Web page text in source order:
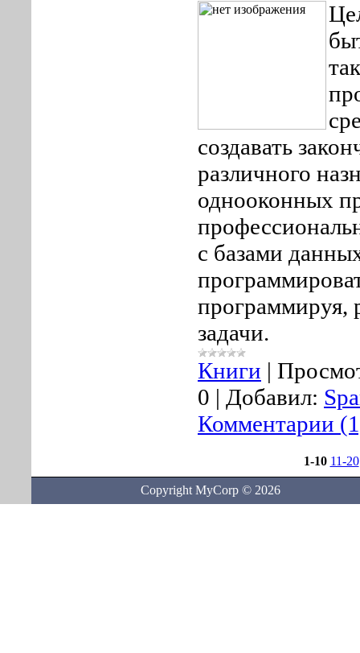
создавать
различного
однооконных
с базами
программируя,
задачи.
Книги |
0 | Добавил:
Комментарии
1-10 11-20
Copyright MyCorp © 2026